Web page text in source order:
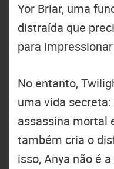
Yor Briar, uma
distraída que
para
No entanto,
uma vida
assassina mortal
também cria o
isso, Anya não é